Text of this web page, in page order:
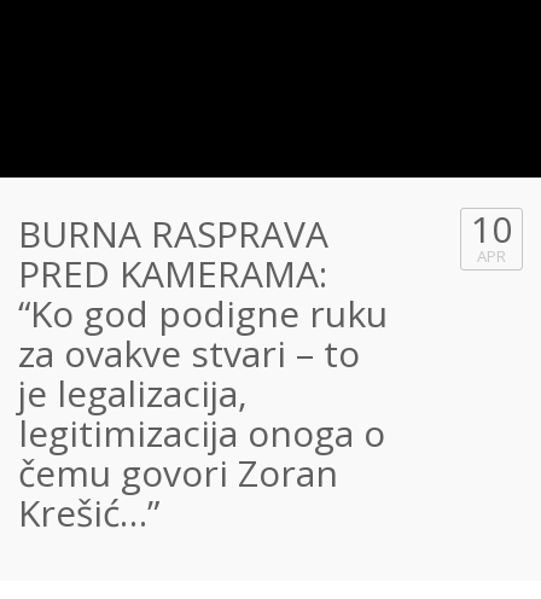
BURNA RASPRAVA
PRED KAMERAMA:
“Ko god podigne ruku
za ovakve stvari – to
je legalizacija,
legitimizacija onoga o
čemu govori Zoran
Krešić…”
10
APR